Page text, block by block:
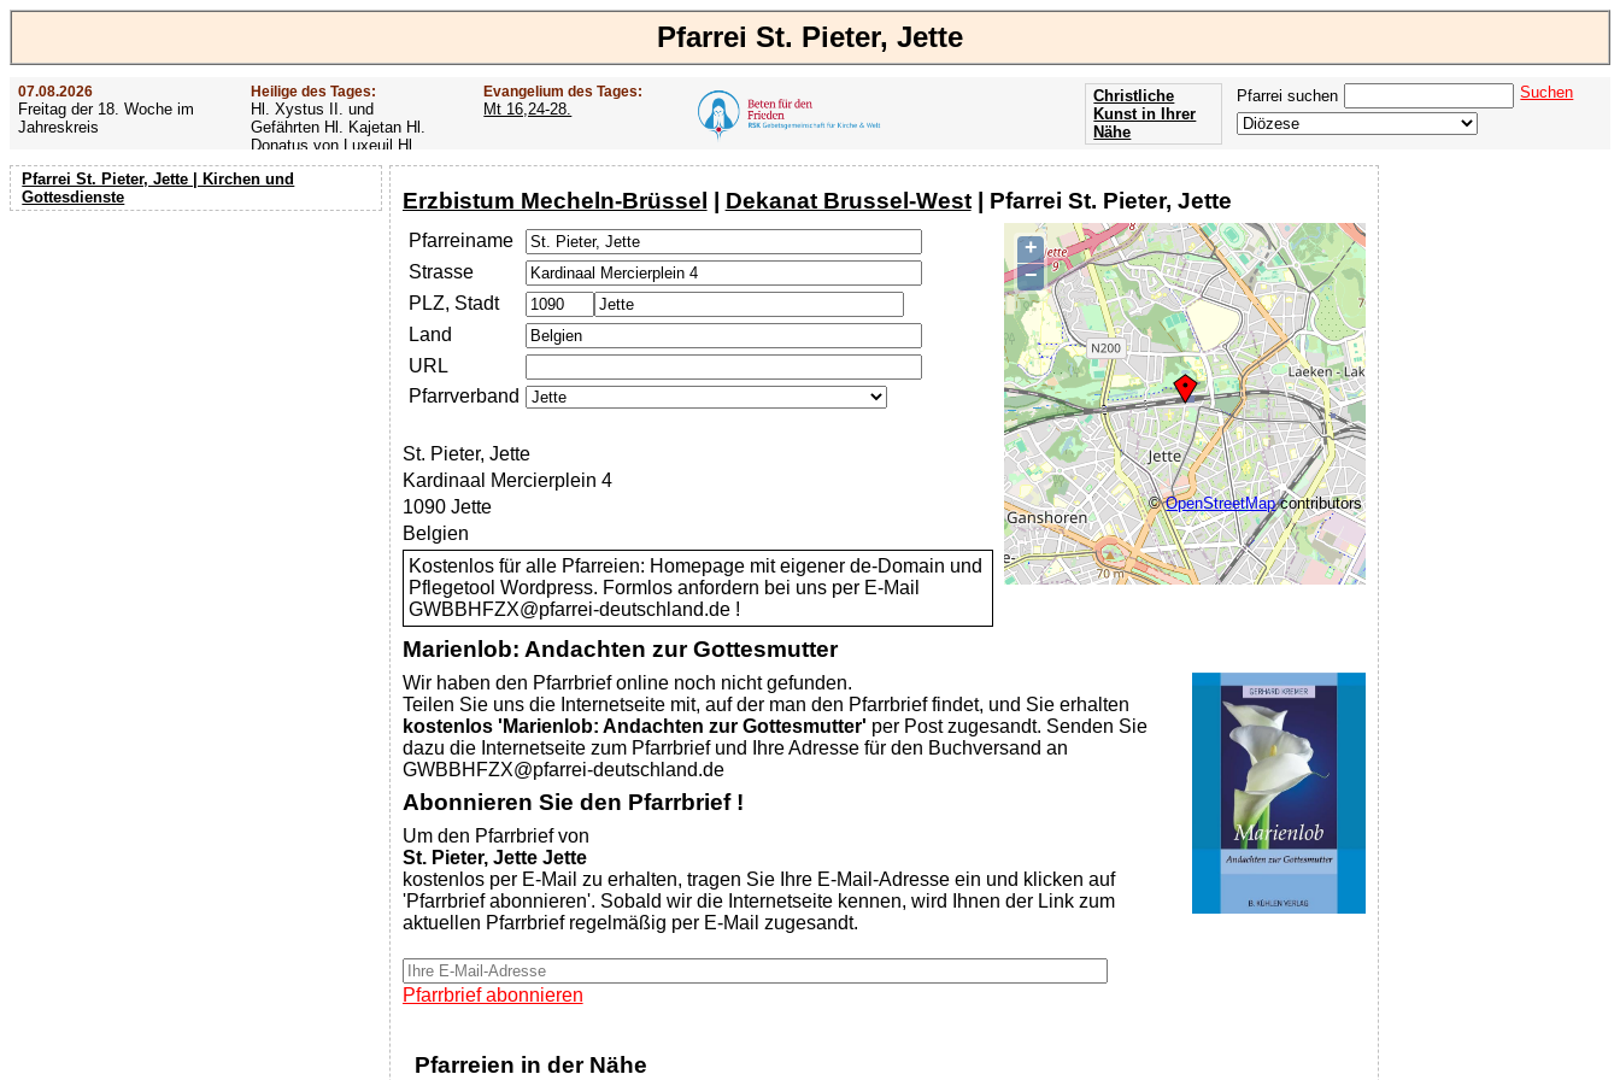
Pfarrei St. Pieter, Jette
07.08.2026
Freitag der 18. Woche im
Jahreskreis
Heilige des Tages:
Hl. Xystus II. und
Gefährten Hl. Kajetan Hl.
Donatus von Luxeuil Hl.
Afra
Evangelium des Tages:
Mt 16,24-28.
Pfarrei suchen Suchen
Christliche
Kunst in Ihrer
Nähe
Pfarrei St. Pieter, Jette | Kirchen und
Gottesdienste
Erzbistum Mecheln-Brüssel | Dekanat Brussel-West| Pfarrei St. Pieter, Jette
+
−
©OpenStreetMapcontributors
Pfarreiname
Strasse
PLZ, Stadt
Land
URL
Pfarrverband
St. Pieter, Jette
Kardinaal Mercierplein 4
1090 Jette
Belgien
Kostenlos für alle Pfarreien: Homepage mit eigener de-Domain und
Pflegetool Wordpress. Formlos anfordern bei uns per E-Mail
GWBBHFZX@pfarrei-deutschland.de !
Marienlob: Andachten zur Gottesmutter
Wir haben den Pfarrbrief online noch nicht gefunden.
Teilen Sie uns die Internetseite mit, auf der man den Pfarrbrief findet, und Sie erhalten
kostenlos 'Marienlob: Andachten zur Gottesmutter' per Post zugesandt. Senden Sie
dazu die Internetseite zum Pfarrbrief und Ihre Adresse für den Buchversand an
GWBBHFZX@pfarrei-deutschland.de
Abonnieren Sie den Pfarrbrief !
Um den Pfarrbrief von
St. Pieter, Jette Jette
kostenlos per E-Mail zu erhalten, tragen Sie Ihre E-Mail-Adresse ein und klicken auf
'Pfarrbrief abonnieren'. Sobald wir die Internetseite kennen, wird Ihnen der Link zum
aktuellen Pfarrbrief regelmäßig per E-Mail zugesandt.
Pfarrbrief abonnieren
Pfarreien in der Nähe